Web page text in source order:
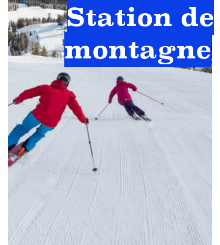
Station de
montagne